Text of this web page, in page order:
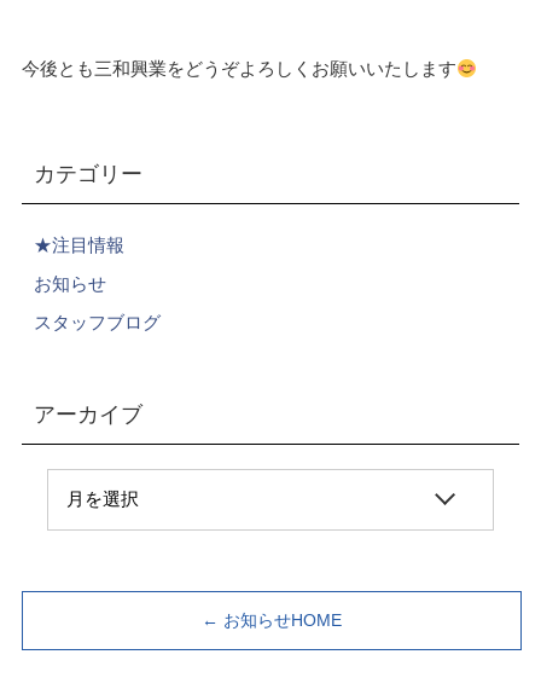
今後とも三和興業をどうぞよろしくお願いいたします
カテゴリー
★注目情報
お知らせ
スタッフブログ
アーカイブ
← お知らせHOME